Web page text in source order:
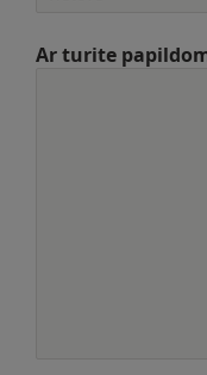
Ar turite